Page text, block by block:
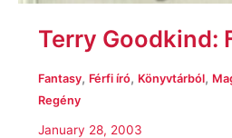
Terry Goodkind:
Fantasy, Férfi író, Könyvtárból,
Regény
January 28, 2003